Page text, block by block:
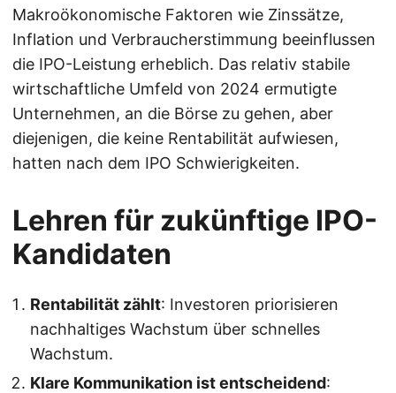
Makroökonomische Faktoren wie Zinssätze,
Inflation und Verbraucherstimmung beeinflussen
die IPO-Leistung erheblich. Das relativ stabile
wirtschaftliche Umfeld von 2024 ermutigte
Unternehmen, an die Börse zu gehen, aber
diejenigen, die keine Rentabilität aufwiesen,
hatten nach dem IPO Schwierigkeiten.
Lehren für zukünftige IPO-
Kandidaten
Rentabilität zählt: Investoren priorisieren
nachhaltiges Wachstum über schnelles
Wachstum.
Klare Kommunikation ist entscheidend: